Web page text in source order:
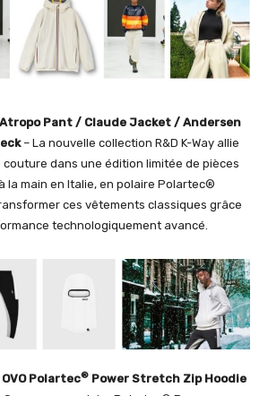
Pant / Claude Jacket / Andersen
– La nouvelle collection R&D K-Way allie
dans une édition limitée de pièces
la main en Italie, en polaire Polartec®
ces vêtements classiques grâce
technologiquement avancé.
OVO Polartec® Power Stretch Zip Hoodie